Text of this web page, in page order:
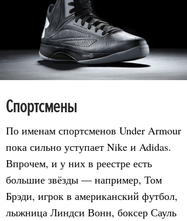
Спортсмены
По именам спортсменов Under Armour
пока сильно уступает Nike и Adidas.
Впрочем, и у них в реестре есть
большие звёзды — например, Том
Брэди, игрок в американский футбол,
лыжница Линдси Вонн, боксер Сауль